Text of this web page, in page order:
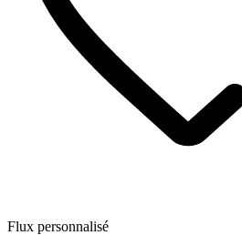
Flux personnalisé